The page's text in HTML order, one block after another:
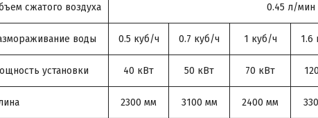
сжатого воздуха 0.45 л/мин
воды 0.5 куб/ч 0.7 куб/ч 1 куб/ч 1.6
установки 40 кВт 50 кВт 70 кВт
2300 мм 3100 мм 2400 мм